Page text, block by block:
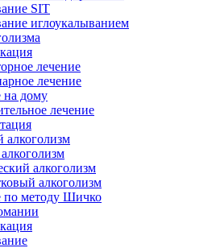
SIT
иглоукалыванием
лечение
лечение
на дому
лечение
алкоголизм
алкоголизм
алкоголизм
по методу Шичко